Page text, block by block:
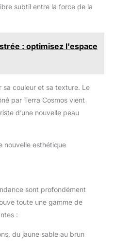
La perception visuelle
les couleurs, les textures, etc.
par des facteurs tels que la
du produit seront à sa
subtil entre la force de la
: optimisez l'espace
sa couleur et sa texture. Le
par Terra Cosmos vient
d’une nouvelle peau
nouvelle esthétique
sont profondément
toute une gamme de
:
du jaune sable au brun